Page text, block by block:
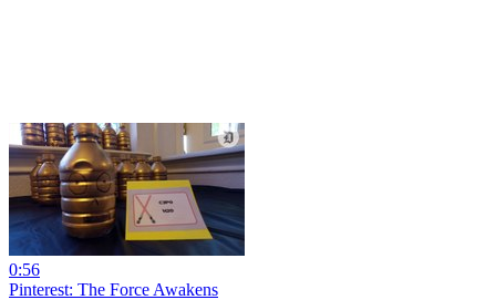
0:56
Pinterest: The Force Awakens